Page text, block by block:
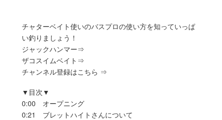
チャターベイト使いのバスプロの使い方を知っていっぱ
い釣りましょう！
ジャックハンマー⇒
ザコスイムベイト⇒
チャンネル登録はこちら ⇒
▼目次▼
0:00 オープニング
0:21 ブレットハイトさんについて